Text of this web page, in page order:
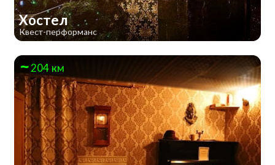
Хостел
Квест-перформанс
204 км